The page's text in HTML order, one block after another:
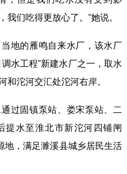
们吃得更放心了。”她说。
的雁鸣自来水厂，该水厂
水工程”新建水厂之一，取水
和沱河交汇处沱河右岸。
固镇泵站、娄宋泵站、二
提水至淮北市新沱河四铺闸
地，满足濉溪县城乡居民生活